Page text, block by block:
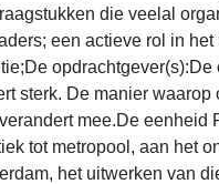
die veelal
een actieve rol in
sterk. De manier
mee.De eenheid
tot metropool, aan het
het uitwerken van